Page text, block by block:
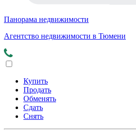
Панорама недвижимости
Агентство недвижимости в Тюмени
Купить
Продать
Обменять
Сдать
Снять